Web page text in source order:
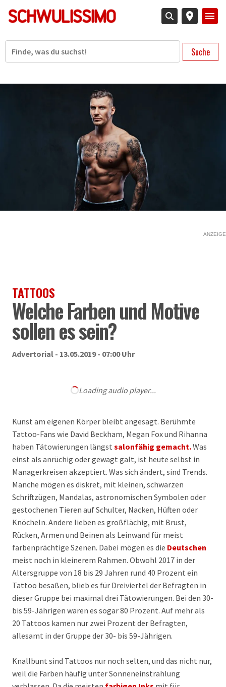
zum
Inhalt
Suche
ANZEIGE
TATTOOS
Welche Farben und Motive
sollen es sein?
Advertorial - 13.05.2019 - 07:00 Uhr
Loading audio player...
Kunst am eigenen Körper bleibt angesagt. Berühmte
Tattoo-Fans wie David Beckham, Megan Fox und Rihanna
haben Tätowierungen längst salonfähig gemacht.Was
einst als anrüchig oder gewagt galt, ist heute selbst in
Managerkreisen akzeptiert. Was sich ändert, sind Trends.
Manche mögen es diskret, mit kleinen, schwarzen
Schriftzügen, Mandalas, astronomischen Symbolen oder
gestochenen Tieren auf Schulter, Nacken, Hüften oder
Knöcheln. Andere lieben es großflächig, mit Brust,
Rücken, Armen und Beinen als Leinwand für meist
farbenprächtige Szenen. Dabei mögen es die Deutschen
meist noch in kleinerem Rahmen. Obwohl 2017 in der
Altersgruppe von 18 bis 29 Jahren rund 40 Prozent ein
Tattoo besaßen, blieb es für Dreiviertel der Befragten in
dieser Gruppe bei maximal drei Tätowierungen. Bei den 30-
bis 59-Jährigen waren es sogar 80 Prozent. Auf mehr als
20 Tattoos kamen nur zwei Prozent der Befragten,
allesamt in der Gruppe der 30- bis 59-Jährigen.
Knallbunt sind Tattoos nur noch selten, und das nicht nur,
weil die Farben häufig unter Sonneneinstrahlung